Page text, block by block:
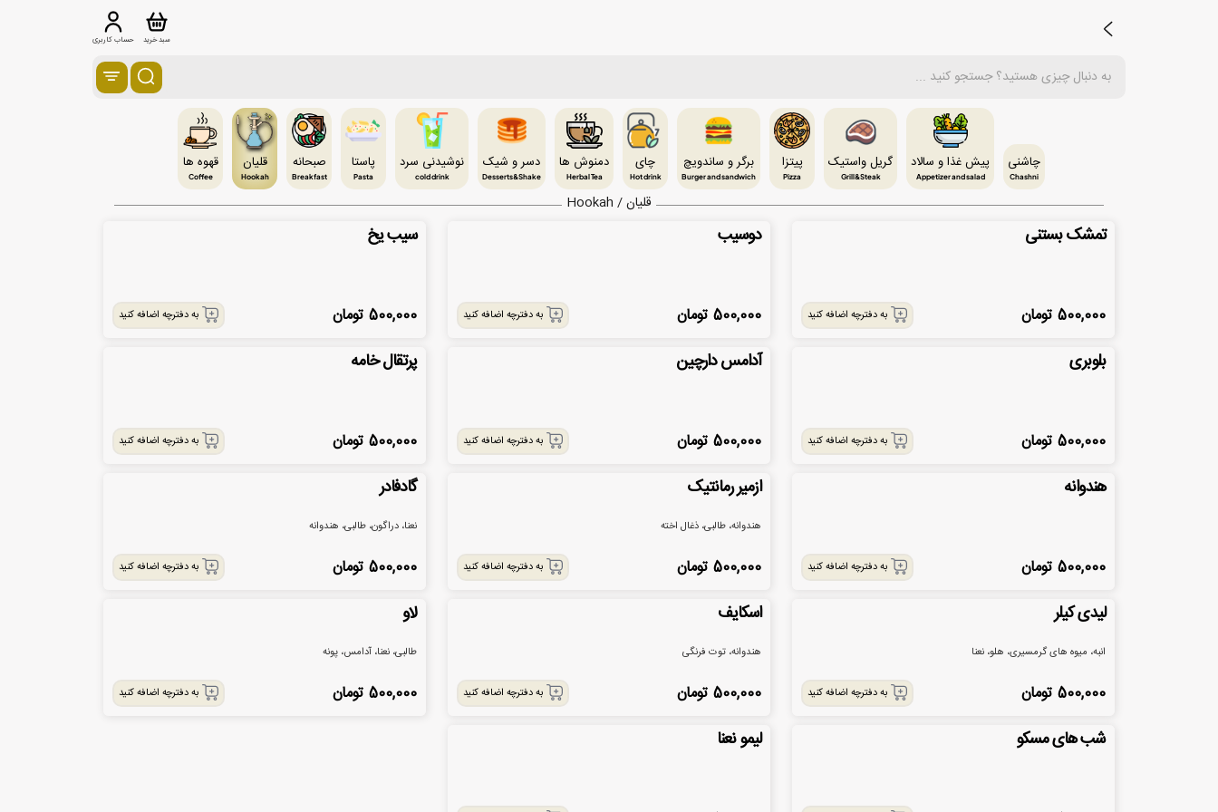
حساب کاربری سبد خرید
چاشنی
Chashni
پیش غذا و سالاد
Appetizer and salad
گریل واستیک
Grill&Steak
پیتزا
Pizza
برگر و ساندویچ
Burger and sandwich
چای
Hot drink
دمنوش ها
Herbal Tea
دسر و شیک
Desserts&Shake
نوشیدنی سرد
cold drink
پاستا
Pasta
صبحانه
Breakfast
قلیان
Hookah
قهوه ها
Coffee
قلیان / Hookah
تمشک بستنی
500,000 تومان به دفترچه اضافه کنید
دوسیب
500,000 تومان به دفترچه اضافه کنید
سیب یخ
500,000 تومان به دفترچه اضافه کنید
بلوبری
500,000 تومان به دفترچه اضافه کنید
آدامس دارچین
500,000 تومان به دفترچه اضافه کنید
پرتقال خامه
500,000 تومان به دفترچه اضافه کنید
هندوانه
500,000 تومان به دفترچه اضافه کنید
ازمیر رمانتیک
هندوانه، طالبی، ذغال اخته
500,000 تومان به دفترچه اضافه کنید
گادفادر
نعنا، دراگون، طالبی، هندوانه
500,000 تومان به دفترچه اضافه کنید
لیدی کیلر
انبه، میوه های گرمسیری، هلو، نعنا
500,000 تومان به دفترچه اضافه کنید
اسکایف
هندوانه، توت فرنگی
500,000 تومان به دفترچه اضافه کنید
لاو
طالبی، نعنا، آدامس، پونه
500,000 تومان به دفترچه اضافه کنید
شب های مسکو لیمو نعنا